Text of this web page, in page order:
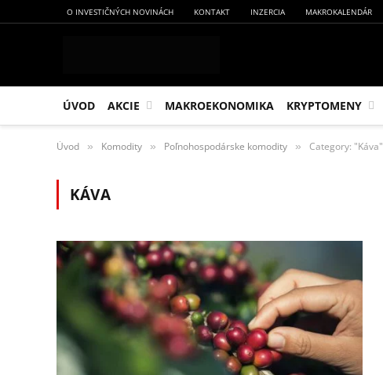
O INVESTIČNÝCH NOVINÁCH KONTAKT INZERCIA MAKROKALENDÁR
ÚVOD AKCIE MAKROEKONOMIKA KRYPTOMENY
Úvod » Komodity » Poľnohospodárske komodity » Category: "Káva"
KÁVA